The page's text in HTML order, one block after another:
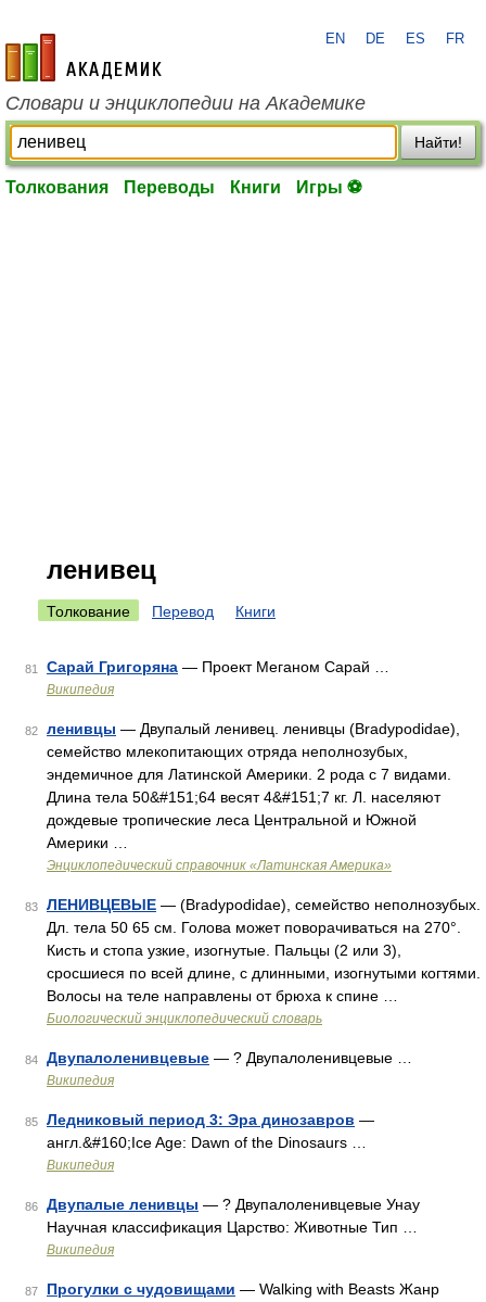
academic.ru
EN DE ES FR
Словари и энциклопедии на Академике
Найти!
Толкования Переводы Книги Игры ⚽
ленивец
Толкование Перевод Книги
81 Сарай Григоряна — Проект Меганом Сарай …
Википедия
82 ленивцы — Двупалый ленивец. ленивцы (Bradypodidae),
семейство млекопитающих отряда неполнозубых,
эндемичное для Латинской Америки. 2 рода с 7 видами.
Длина тела 50&#151;64 весят 4&#151;7 кг. Л. населяют
дождевые тропические леса Центральной и Южной
Америки …
Энциклопедический справочник «Латинская Америка»
83 ЛЕНИВЦЕВЫЕ — (Bradypodidae), семейство неполнозубых.
Дл. тела 50 65 см. Голова может поворачиваться на 270°.
Кисть и стопа узкие, изогнутые. Пальцы (2 или 3),
сросшиеся по всей длине, с длинными, изогнутыми когтями.
Волосы на теле направлены от брюха к спине …
Биологический энциклопедический словарь
84 Двупалоленивцевые — ? Двупалоленивцевые …
Википедия
85 Ледниковый период 3: Эра динозавров —
англ.&#160;Ice Age: Dawn of the Dinosaurs …
Википедия
86 Двупалые ленивцы — ? Двупалоленивцевые Унау
Научная классификация Царство: Животные Тип …
Википедия
87 Прогулки с чудовищами — Walking with Beasts Жанр